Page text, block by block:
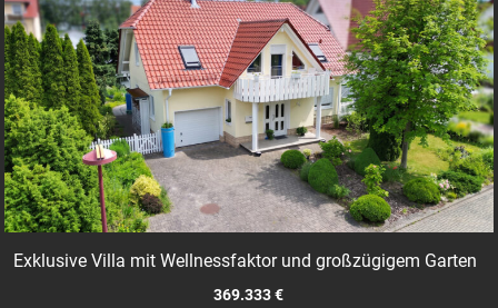
Exklusive Villa mit Wellnessfaktor und großzügigem Garten
369.333 €